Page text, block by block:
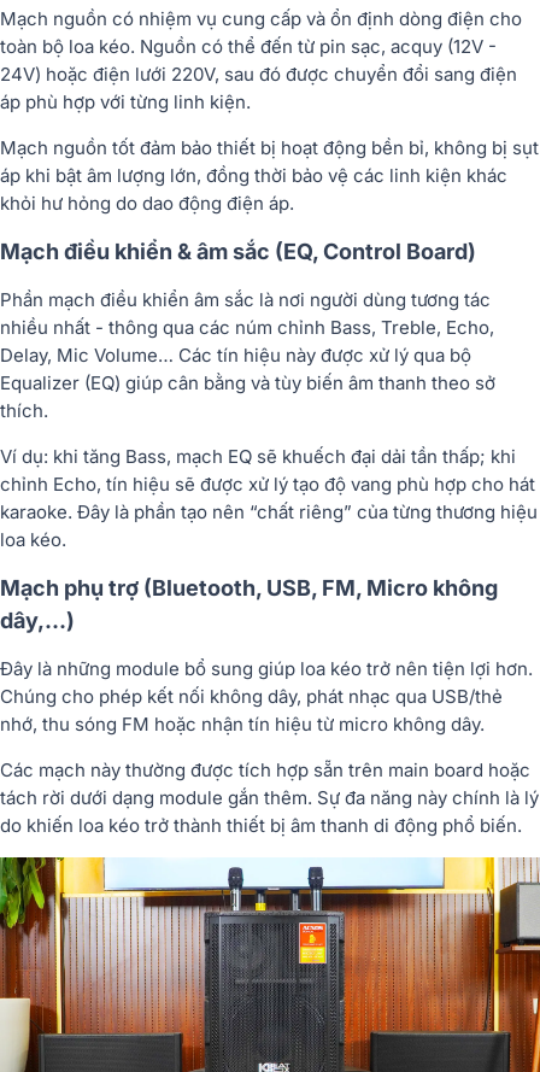
Mạch nguồn có nhiệm vụ cung cấp và ổn định dòng điện cho
toàn bộ loa kéo. Nguồn có thể đến từ pin sạc, acquy (12V -
24V) hoặc điện lưới 220V, sau đó được chuyển đổi sang điện
áp phù hợp với từng linh kiện.
Mạch nguồn tốt đảm bảo thiết bị hoạt động bền bỉ, không bị sụt
áp khi bật âm lượng lớn, đồng thời bảo vệ các linh kiện khác
khỏi hư hỏng do dao động điện áp.
Mạch điều khiển & âm sắc (EQ, Control Board)
Phần mạch điều khiển âm sắc là nơi người dùng tương tác
nhiều nhất - thông qua các núm chỉnh Bass, Treble, Echo,
Delay, Mic Volume… Các tín hiệu này được xử lý qua bộ
Equalizer (EQ) giúp cân bằng và tùy biến âm thanh theo sở
thích.
Ví dụ: khi tăng Bass, mạch EQ sẽ khuếch đại dải tần thấp; khi
chỉnh Echo, tín hiệu sẽ được xử lý tạo độ vang phù hợp cho hát
karaoke. Đây là phần tạo nên “chất riêng” của từng thương hiệu
loa kéo.
Mạch phụ trợ (Bluetooth, USB, FM, Micro không
dây,...)
Đây là những module bổ sung giúp loa kéo trở nên tiện lợi hơn.
Chúng cho phép kết nối không dây, phát nhạc qua USB/thẻ
nhớ, thu sóng FM hoặc nhận tín hiệu từ micro không dây.
Các mạch này thường được tích hợp sẵn trên main board hoặc
tách rời dưới dạng module gắn thêm. Sự đa năng này chính là lý
do khiến loa kéo trở thành thiết bị âm thanh di động phổ biến.